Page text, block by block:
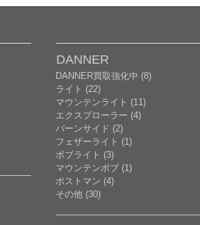
DANNER
DANNER買取強化中 (8)
ライト (22)
マウンテンライト (11)
エクスプローラー (4)
バーンサイド (2)
フェザーライト (1)
ボブライト (3)
マウンテンボブ (1)
ポストマン (4)
その他 (30)